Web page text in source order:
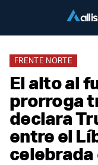
FRENTE NORTE
El alto al
prorroga
declara
entre el
celebrada